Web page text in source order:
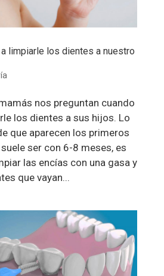
limpiarle los dientes a nuestro
nos preguntan cuando
los dientes a sus hijos. Lo
que aparecen los primeros
ser con 6-8 meses, es
las encías con una gasa y
que vayan...